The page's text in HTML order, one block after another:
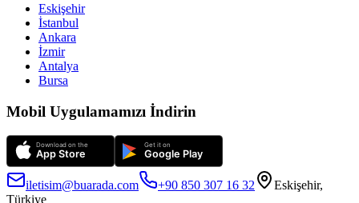
Eskişehir
İstanbul
Ankara
İzmir
Antalya
Bursa
Mobil Uygulamamızı İndirin
iletisim@buarada.com +90 850 307 16 32
Eskişehir,
Türkiye